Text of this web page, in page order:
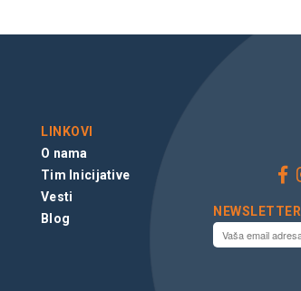
LINKOVI
O nama
Tim Inicijative
Vesti
Blog
NEWSLETTER